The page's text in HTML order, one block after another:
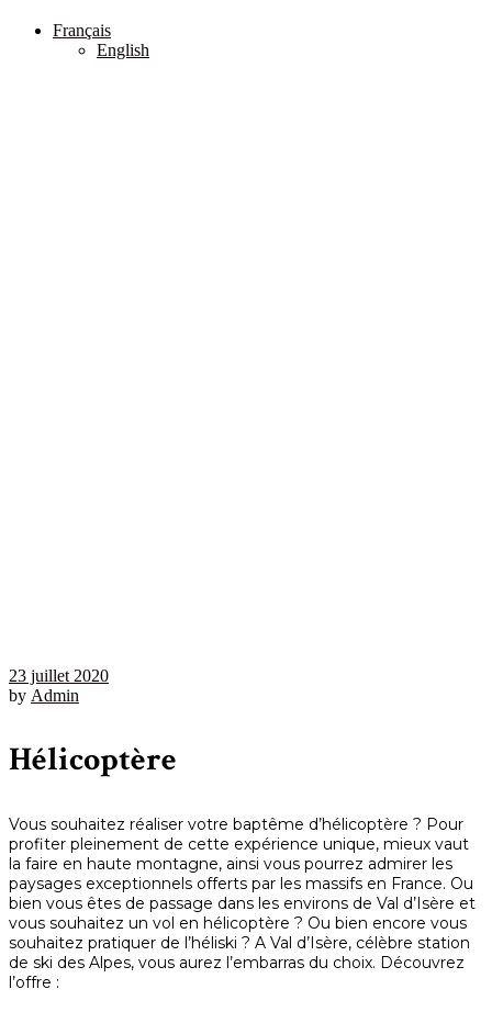
Français
English
23 juillet 2020
by Admin
Hélicoptère
Vous souhaitez réaliser votre baptême d’hélicoptère ? Pour
profiter pleinement de cette expérience unique, mieux vaut
la faire en haute montagne, ainsi vous pourrez admirer les
paysages exceptionnels offerts par les massifs en France. Ou
bien vous êtes de passage dans les environs de Val d’Isère et
vous souhaitez un vol en hélicoptère ? Ou bien encore vous
souhaitez pratiquer de l’héliski ? A Val d’Isère, célèbre station
de ski des Alpes, vous aurez l’embarras du choix. Découvrez
l’offre :